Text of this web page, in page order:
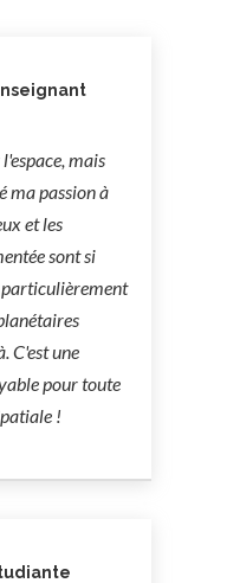
mais
ma passion à
et les
sont si
C'est une
pour toute
!